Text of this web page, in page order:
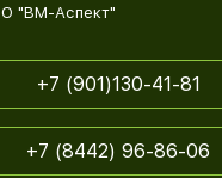
"ВМ-Аспект"
+7 (901)130-41-81
+7 (8442) 96-86-06